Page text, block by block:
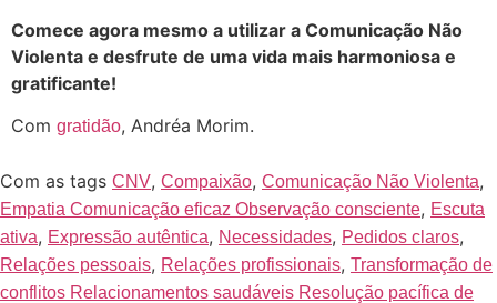
Comece agora mesmo a utilizar a Comunicação Não
Violenta e desfrute de uma vida mais harmoniosa e
gratificante!
Com gratidão, Andréa Morim.
Com as tags CNV, Compaixão, Comunicação Não Violenta,
Empatia Comunicação eficaz Observação consciente, Escuta
ativa, Expressão autêntica, Necessidades, Pedidos claros,
Relações pessoais, Relações profissionais, Transformação de
conflitos Relacionamentos saudáveis Resolução pacífica de